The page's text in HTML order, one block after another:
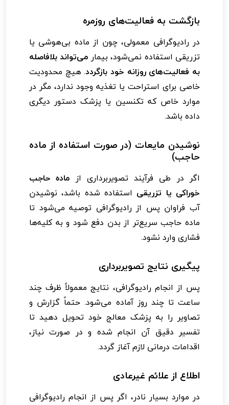
بازگشت به فعالیت‌های روزمره
در رادیوگرافی معمولی، چون از ماده بی‌هوشی یا
تزریقی استفاده نمی‌شود، بیمار می‌تواند بلافاصله
به فعالیت‌های روزانه خود بازگردد. هیچ محدودیت
خاصی برای استراحت یا تغذیه وجود ندارد، مگر در
موارد خاص که تکنسین یا پزشک دستور دیگری
داده باشد.
نوشیدن مایعات (در صورت استفاده از ماده
حاجب)
اگر در طی فرآیند تصویربرداری از ماده حاجب
خوراکی یا تزریقی استفاده شده باشد، نوشیدن
آب فراوان پس از رادیوگرافی توصیه می‌شود تا
ماده حاجب سریع‌تر از بدن دفع شود و به کلیه‌ها
فشاری وارد نشود.
پیگیری نتایج تصویربرداری
پس از انجام رادیوگرافی، نتایج معمولاً ظرف چند
ساعت تا چند روز آماده می‌شود. حتماً گزارش و
تصاویر را به پزشک معالج خود تحویل دهید تا
تفسیر دقیق آن انجام شده و در صورت نیاز،
اقدامات درمانی لازم آغاز گردد.
اطلاع از علائم غیرعادی
در موارد بسیار نادر، اگر پس از انجام رادیوگرافی